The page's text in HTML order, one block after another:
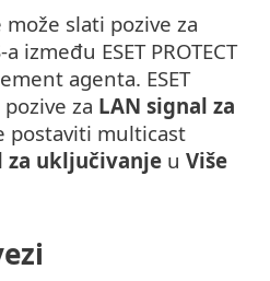
slati pozive za
između ESET PROTECT
agenta. ESET
pozive za LAN signal za
postaviti multicast
za uključivanje u Više